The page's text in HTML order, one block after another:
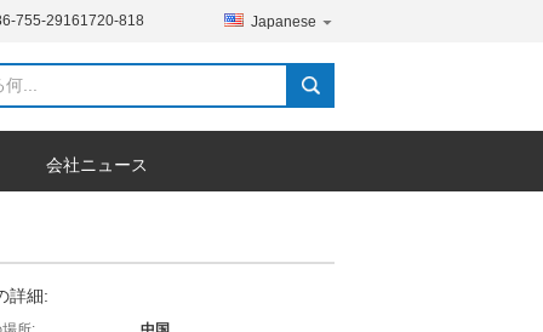
755-29161720-818 Japanese
会社ニュース
詳細: